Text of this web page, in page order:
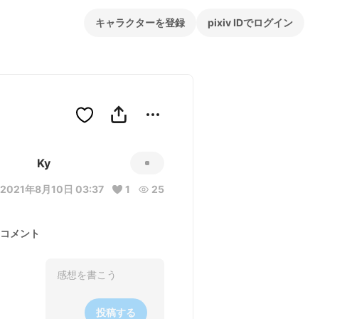
キャラクターを登録 pixiv IDでログイン
Ky
2021年8月10日 03:37 1 25
コメント
投稿する